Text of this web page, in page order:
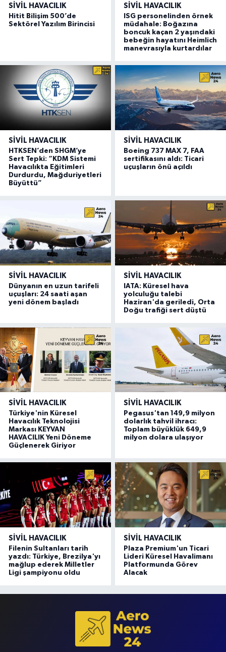
SIVIL HAVACILIK
Hitit Bilişim 500’de
Sektörel Yazılım Birincisi
SIVIL HAVACILIK
ISG personelinden örnek
müdahale: Boğazına
boncuk kaçan 2 yaşındaki
bebeğin hayatını Heimlich
manevrasıyla kurtardılar
SIVIL HAVACILIK
HTKSEN’den SHGM’ye
Sert Tepki: “KDM Sistemi
Havacılıkta Eğitimleri
Durdurdu, Mağduriyetleri
Büyüttü”
SIVIL HAVACILIK
Boeing 737 MAX 7, FAA
sertifikasını aldı: Ticari
uçuşların önü açıldı
SIVIL HAVACILIK
Dünyanın en uzun tarifeli
uçuşları: 24 saati aşan
yeni dönem başladı
SIVIL HAVACILIK
IATA: Küresel hava
yolculuğu talebi
Haziran'da geriledi, Orta
Doğu trafiği sert düştü
SIVIL HAVACILIK
Türkiye'nin Küresel
Havacılık Teknolojisi
Markası KEYVAN
HAVACILIK Yeni Döneme
Güçlenerek Giriyor
SIVIL HAVACILIK
Pegasus'tan 149,9 milyon
dolarlık tahvil ihracı:
Toplam büyüklük 649,9
milyon dolara ulaşıyor
SIVIL HAVACILIK
Filenin Sultanları tarih
yazdı: Türkiye, Brezilya'yı
mağlup ederek Milletler
Ligi şampiyonu oldu
SIVIL HAVACILIK
Plaza Premium'un Ticari
Lideri Küresel Havalimanı
Platformunda Görev
Alacak